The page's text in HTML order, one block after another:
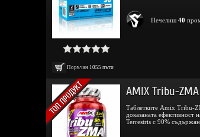
Поръчан 1055 пъти
Печелиш 40
AMIX Tribu-
Таблетките Amix Tribu-
доказаната
Terrestris с 90%